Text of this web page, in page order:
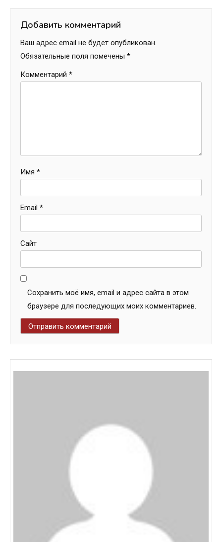
Добавить комментарий
Ваш адрес email не будет опубликован.
Обязательные поля помечены *
Комментарий *
Имя *
Email *
Сайт
Сохранить моё имя, email и адрес сайта в этом
браузере для последующих моих комментариев.